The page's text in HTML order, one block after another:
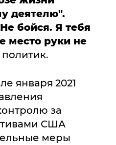
деятелю".
бойся. Я тебя
место руки не
политик.
января 2021
за
США
меры